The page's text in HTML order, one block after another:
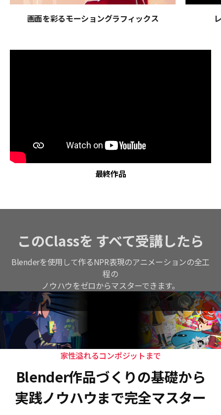
画面を彩るモーショングラフィックス
最終作品
このClassを すべて受講したら
Blenderを使用して作るNPR表現のアニメーションの全工
程の
ノウハウをゼロからマスターできます。
Blenderアニメーション制作の企画から、モデリング、作
家性溢れるコンポジットまで
Blender作品づくりの基礎から
実践ノウハウまで完全マスター